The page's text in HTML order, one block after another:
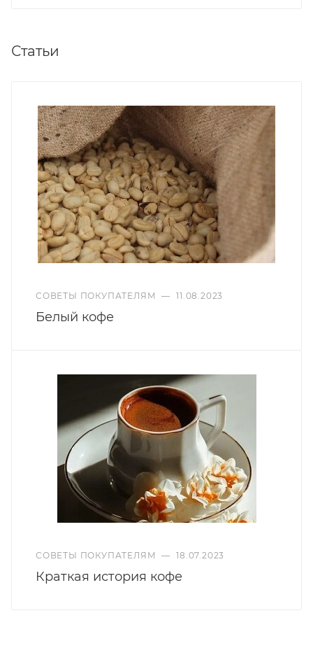
Статьи
СОВЕТЫ ПОКУПАТЕЛЯМ — 11.08.2023
Белый кофе
СОВЕТЫ ПОКУПАТЕЛЯМ — 18.07.2023
Краткая история кофе